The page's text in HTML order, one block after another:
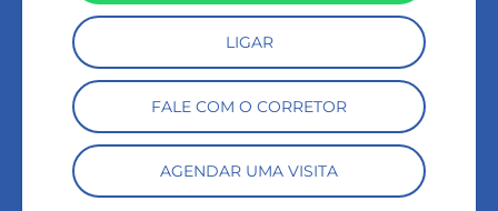
LIGAR
FALE COM O CORRETOR
AGENDAR UMA VISITA